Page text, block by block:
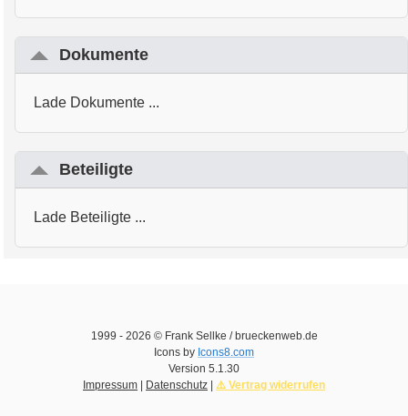
Dokumente
Lade Dokumente ...
Beteiligte
Lade Beteiligte ...
1999 - 2026 © Frank Sellke / brueckenweb.de
Icons by Icons8.com
Version 5.1.30
Impressum
Datenschutz ⚠️ Vertrag widerrufen